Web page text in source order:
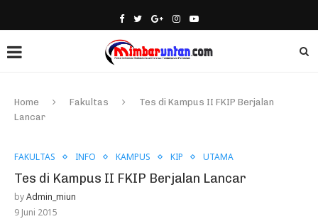
Home Fakultas
Tes di Kampus II FKIP Berjalan
Lancar
FAKULTAS INFO KAMPUS KIP UTAMA
Tes di Kampus II FKIP Berjalan Lancar
byAdmin_miun
9 Juni 2015